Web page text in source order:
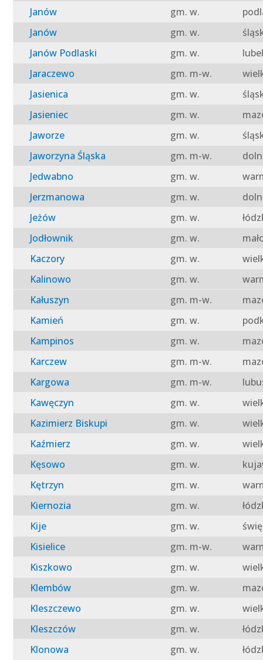
Janów gm. w.
Janów
gm. w.
Janów Podlaski
gm. w.
Jaraczewo
gm. m-w.
Jasienica
gm. w.
Jasieniec
gm. w.
Jaworze
gm. w.
Jaworzyna Śląska
gm. m-w.
Jedwabno
gm. w.
Jerzmanowa
gm. w.
Jeżów
gm. w.
Jodłownik
gm. w.
Kaczory
gm. w.
Kalinowo
gm. w.
Kałuszyn
gm. m-w.
Kamień
gm. w.
Kampinos
gm. w.
Karczew
gm. m-w.
Kargowa
gm. m-w.
Kawęczyn
gm. w.
Kazimierz Biskupi
gm. w.
Kaźmierz
gm. w.
Kęsowo
gm. w.
Kętrzyn
gm. w.
Kiernozia
gm. w.
Kije
gm. w.
Kisielice
gm. m-w.
Kiszkowo
gm. w.
Klembów
gm. w.
Kleszczewo
gm. w.
Kleszczów
gm. w.
Klonowa
gm. w.